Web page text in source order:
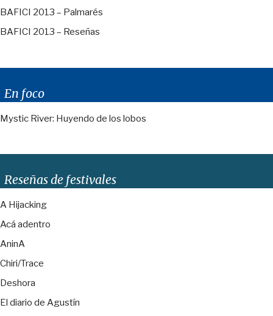
BAFICI 2013 – Palmarés
BAFICI 2013 – Reseñas
En foco
Mystic River: Huyendo de los lobos
Reseñas de festivales
A Hijacking
Acá adentro
AninA
Chiri/Trace
Deshora
El diario de Agustín